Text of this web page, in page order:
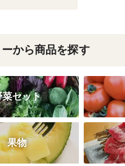
から商品を探す
菜セット
果物